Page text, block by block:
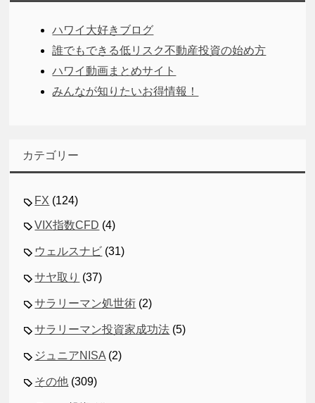
ハワイ大好きブログ
誰でもできる低リスク不動産投資の始め方
ハワイ動画まとめサイト
みんなが知りたいお得情報！
カテゴリー
FX (124)
VIX指数CFD (4)
ウェルスナビ (31)
サヤ取り (37)
サラリーマン処世術 (2)
サラリーマン投資家成功法 (5)
ジュニアNISA (2)
その他 (309)